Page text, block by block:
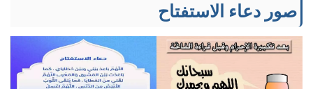
صور دعاء الاستفتاح